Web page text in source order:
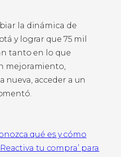
la dinámica de
y lograr que 75 mil
tanto en lo que
mejoramiento,
nueva, acceder a un
qué es y cómo
tu compra’ para